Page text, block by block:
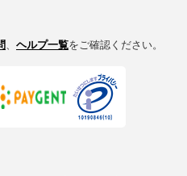
、 ヘルプ一覧をご確認ください。